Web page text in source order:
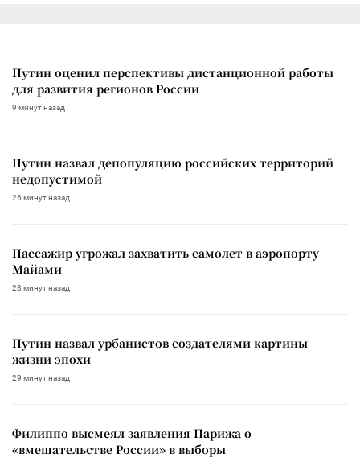
Путин оценил перспективы дистанционной работы
для развития регионов России
9 минут назад
Путин назвал депопуляцию российских территорий
недопустимой
26 минут назад
Пассажир угрожал захватить самолет в аэропорту
Майами
28 минут назад
Путин назвал урбанистов создателями картины
жизни эпохи
29 минут назад
Филиппо высмеял заявления Парижа о
«вмешательстве России» в выборы